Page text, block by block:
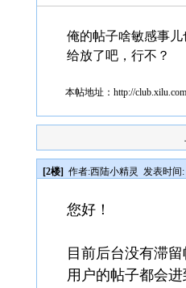
俺的帖子啥敏感事儿
给放了吧，行不？
本帖地址： http://
[2楼] 作者:西陆小精灵 发表时间:
您好！
目前后台没有滞
用户的帖子都会